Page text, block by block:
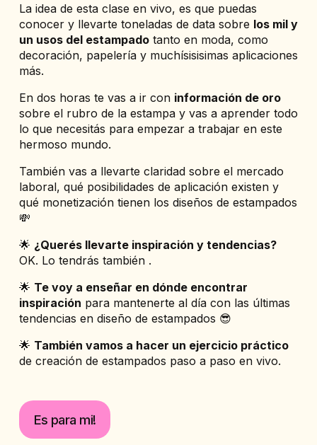
La idea de esta clase en vivo, es que puedas
conocer y llevarte toneladas de data sobre los mil y
un usos del estampado tanto en moda, como
decoración, papelería y muchísisisimas aplicaciones
más.
En dos horas te vas a ir con información de oro
sobre el rubro de la estampa y vas a aprender todo
lo que necesitás para empezar a trabajar en este
hermoso mundo.
También vas a llevarte claridad sobre el mercado
laboral, qué posibilidades de aplicación existen y
qué monetización tienen los diseños de estampados
💸
​🌟 ¿Querés llevarte inspiración y tendencias?
OK. Lo tendrás también .
​🌟 Te voy a enseñar en dónde encontrar
inspiración para mantenerte al día con las últimas
tendencias en diseño de estampados 😎
​🌟 También vamos a hacer un ejercicio práctico
de creación de estampados paso a paso en vivo.
Es para mi!